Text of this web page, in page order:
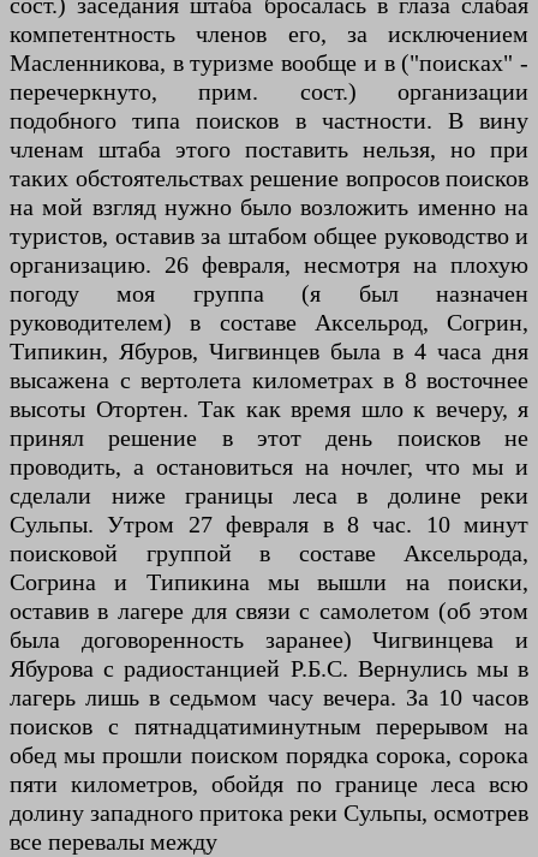
компетентность членов его, за исключением
Масленникова, в туризме вообще и в ("поисках" -
перечеркнуто, прим. сост.) организации
подобного типа поисков в частности. В вину
членам штаба этого поставить нельзя, но при
таких обстоятельствах решение вопросов поисков
на мой взгляд нужно было возложить именно на
туристов, оставив за штабом общее руководство и
организацию. 26 февраля, несмотря на плохую
погоду моя группа (я был назначен
руководителем) в составе Аксельрод, Согрин,
Типикин, Ябуров, Чигвинцев была в 4 часа дня
высажена с вертолета километрах в 8 восточнее
высоты Отортен. Так как время шло к вечеру, я
принял решение в этот день поисков не
проводить, а остановиться на ночлег, что мы и
сделали ниже границы леса в долине реки
Сульпы. Утром 27 февраля в 8 час. 10 минут
поисковой группой в составе Аксельрода,
Согрина и Типикина мы вышли на поиски,
оставив в лагере для связи с самолетом (об этом
была договоренность заранее) Чигвинцева и
Ябурова с радиостанцией Р.Б.С. Вернулись мы в
лагерь лишь в седьмом часу вечера. За 10 часов
поисков с пятнадцатиминутным перерывом на
обед мы прошли поиском порядка сорока, сорока
пяти километров, обойдя по границе леса всю
долину западного притока реки Сульпы, осмотрев
все перевалы между